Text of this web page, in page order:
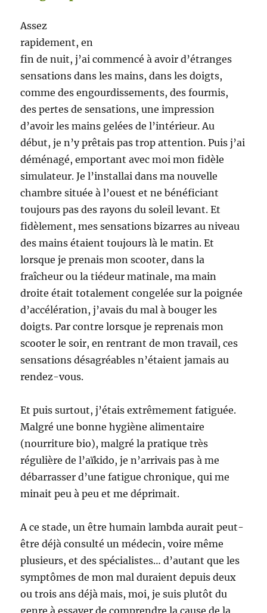
Assez
rapidement, en
fin de nuit, j’ai commencé à avoir d’étranges
sensations dans les mains, dans les doigts,
comme des engourdissements, des fourmis,
des pertes de sensations, une impression
d’avoir les mains gelées de l’intérieur. Au
début, je n’y prêtais pas trop attention. Puis j’ai
déménagé, emportant avec moi mon fidèle
simulateur. Je l’installai dans ma nouvelle
chambre située à l’ouest et ne bénéficiant
toujours pas des rayons du soleil levant. Et
fidèlement, mes sensations bizarres au niveau
des mains étaient toujours là le matin. Et
lorsque je prenais mon scooter, dans la
fraîcheur ou la tiédeur matinale, ma main
droite était totalement congelée sur la poignée
d’accélération, j’avais du mal à bouger les
doigts. Par contre lorsque je reprenais mon
scooter le soir, en rentrant de mon travail, ces
sensations désagréables n’étaient jamais au
rendez-vous.
Et puis surtout, j’étais extrêmement fatiguée.
Malgré une bonne hygiène alimentaire
(nourriture bio), malgré la pratique très
régulière de l’aïkido, je n’arrivais pas à me
débarrasser d’une fatigue chronique, qui me
minait peu à peu et me déprimait.
A ce stade, un être humain lambda aurait peut-
être déjà consulté un médecin, voire même
plusieurs, et des spécialistes… d’autant que les
symptômes de mon mal duraient depuis deux
ou trois ans déjà mais, moi, je suis plutôt du